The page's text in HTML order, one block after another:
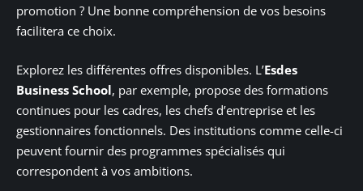
promotion ? Une bonne compréhension de vos besoins
facilitera ce choix.
Explorez les différentes offres disponibles. L’Esdes
Business School, par exemple, propose des formations
continues pour les cadres, les chefs d’entreprise et les
gestionnaires fonctionnels. Des institutions comme celle-ci
peuvent fournir des programmes spécialisés qui
correspondent à vos ambitions.